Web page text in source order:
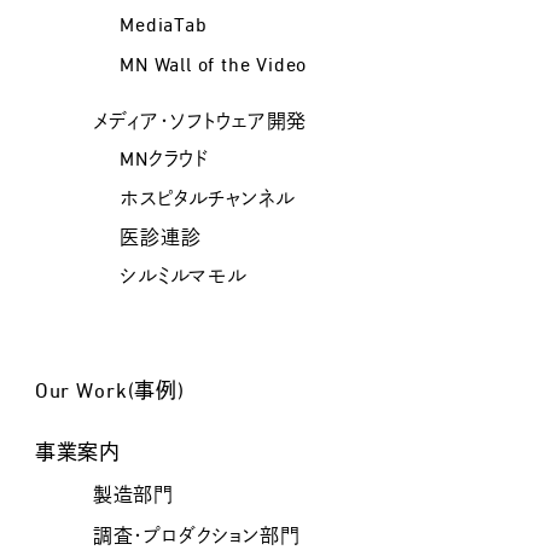
MediaTab
MN Wall of the Video
メディア・ソフトウェア開発
MNクラウド
ホスピタルチャンネル
医診連診
シルミルマモル
Our Work(事例)
事業案内
製造部門
調査・プロダクション部門